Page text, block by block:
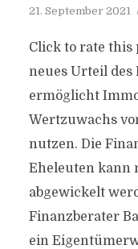
21. September 2021
Click to rate this
neues Urteil des
ermöglicht
Wertzuwachs
nutzen. Die
Eheleuten kann
abgewickelt
Finanzberater
ein